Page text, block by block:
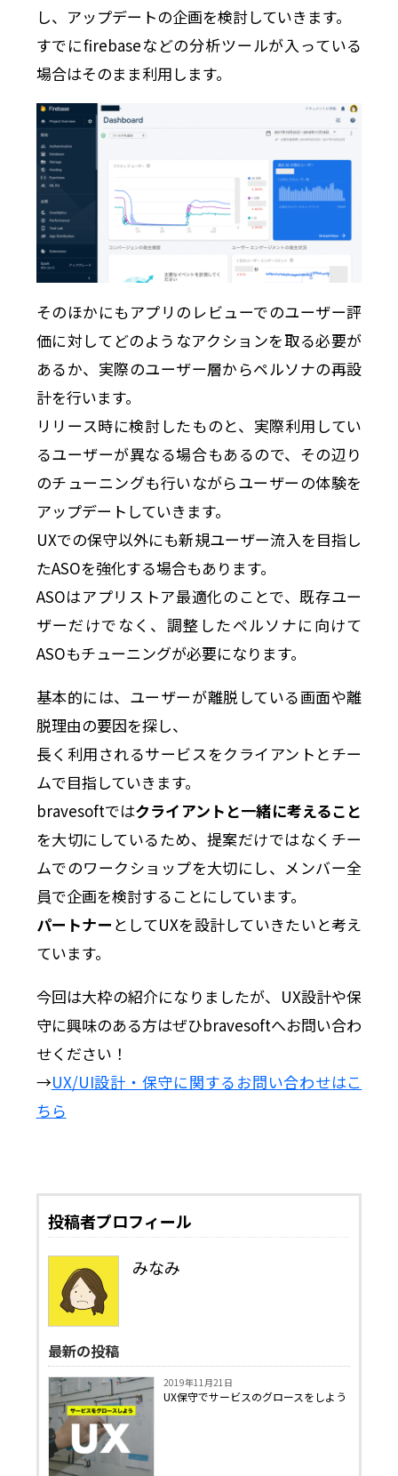
し、アップデートの企画を検討していきます。
すでにfirebaseなどの分析ツールが入っている
場合はそのまま利用します。
そのほかにもアプリのレビューでのユーザー評
価に対してどのようなアクションを取る必要が
あるか、実際のユーザー層からペルソナの再設
計を行います。
リリース時に検討したものと、実際利用してい
るユーザーが異なる場合もあるので、その辺り
のチューニングも行いながらユーザーの体験を
アップデートしていきます。
UXでの保守以外にも新規ユーザー流入を目指し
たASOを強化する場合もあります。
ASOはアプリストア最適化のことで、既存ユー
ザーだけでなく、調整したペルソナに向けて
ASOもチューニングが必要になります。
基本的には、ユーザーが離脱している画面や離
脱理由の要因を探し、
長く利用されるサービスをクライアントとチー
ムで目指していきます。
bravesoftではクライアントと一緒に考えること
を大切にしているため、提案だけではなくチー
ムでのワークショップを大切にし、メンバー全
員で企画を検討することにしています。
パートナー としてUXを設計していきたいと考え
ています。
今回は大枠の紹介になりましたが、UX設計や保
守に興味のある方はぜひbravesoftへお問い合わ
せください！
→UX/UI設計・保守に関するお問い合わせはこ
ちら
投稿者プロフィール
みなみ
最新の投稿
2019年11月21日
UX保守でサービスのグロースをしよう